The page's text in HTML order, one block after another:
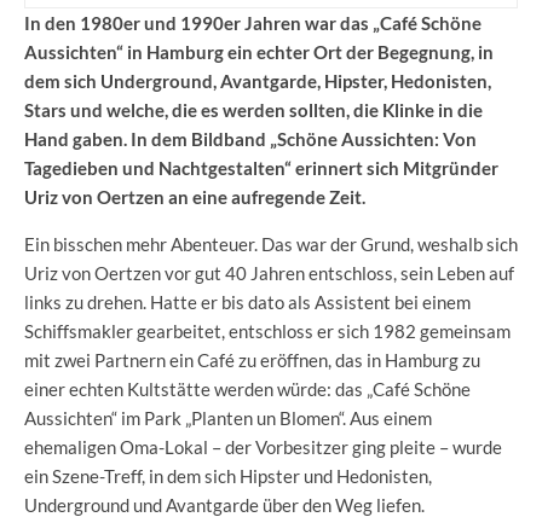
In den 1980er und 1990er Jahren war das „Café Schöne
Aussichten“ in Hamburg ein echter Ort der Begegnung, in
dem sich Underground, Avantgarde, Hipster, Hedonisten,
Stars und welche, die es werden sollten, die Klinke in die
Hand gaben. In dem Bildband „Schöne Aussichten: Von
Tagedieben und Nachtgestalten“ erinnert sich Mitgründer
Uriz von Oertzen an eine aufregende Zeit.
Ein bisschen mehr Abenteuer. Das war der Grund, weshalb sich
Uriz von Oertzen vor gut 40 Jahren entschloss, sein Leben auf
links zu drehen. Hatte er bis dato als Assistent bei einem
Schiffsmakler gearbeitet, entschloss er sich 1982 gemeinsam
mit zwei Partnern ein Café zu eröffnen, das in Hamburg zu
einer echten Kultstätte werden würde: das „Café Schöne
Aussichten“ im Park „Planten un Blomen“. Aus einem
ehemaligen Oma-Lokal – der Vorbesitzer ging pleite – wurde
ein Szene-Treff, in dem sich Hipster und Hedonisten,
Underground und Avantgarde über den Weg liefen.